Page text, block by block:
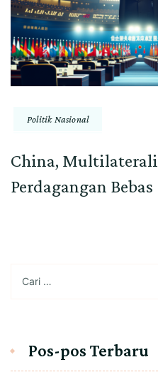
Politik Nasional
China,
Perdagangan Bebas
untuk:
Pos-pos Terbaru